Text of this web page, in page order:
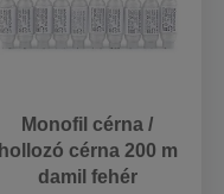
Monofil cérna /
hollozó cérna 200 m
damil fehér